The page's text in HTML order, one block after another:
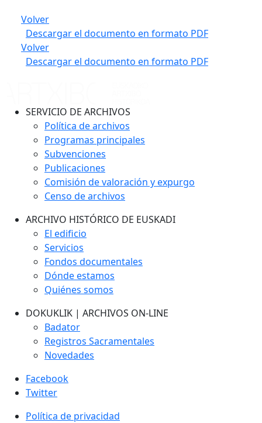
Volver
Descargar el documento en formato PDF
Volver
Descargar el documento en formato PDF
SERVICIO DE ARCHIVOS
Política de archivos
Programas principales
Subvenciones
Publicaciones
Comisión de valoración y expurgo
Censo de archivos
ARCHIVO HISTÓRICO DE EUSKADI
El edificio
Servicios
Fondos documentales
Dónde estamos
Quiénes somos
DOKUKLIK | ARCHIVOS ON-LINE
Badator
Registros Sacramentales
Novedades
Facebook
Twitter
Política de privacidad